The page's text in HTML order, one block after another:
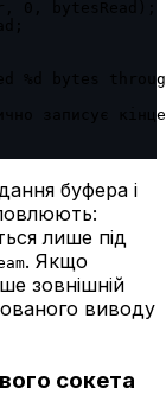
%d bytes
записує
буфера і
лише під
. Якщо
зовнішній
виводу
сокета